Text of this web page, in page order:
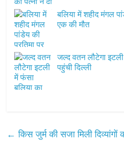
बलिया में शहीद मंगल
एक की मौत
जल्द वतन लौटेगा
पहुंची दिल्ली
← किस जुर्म की सजा मिली दिव्यांगों